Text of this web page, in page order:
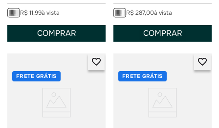
R$ 11,99à vista
COMPRAR
R$ 287,00à vista
COMPRAR
FRETE GRÁTIS FRETE GRÁTIS